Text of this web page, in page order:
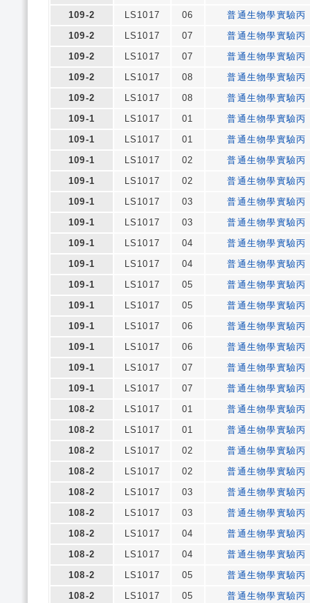
109-2
LS1017 06
普通生物學實驗丙
109-2
LS1017 07
普通生物學實驗丙
109-2
LS1017 07
普通生物學實驗丙
109-2
LS1017 08
普通生物學實驗丙
109-2
LS1017 08
普通生物學實驗丙
109-1
LS1017 01
普通生物學實驗丙
109-1
LS1017 01
普通生物學實驗丙
109-1
LS1017 02
普通生物學實驗丙
109-1
LS1017 02
普通生物學實驗丙
109-1
LS1017 03
普通生物學實驗丙
109-1
LS1017 03
普通生物學實驗丙
109-1
LS1017 04
普通生物學實驗丙
109-1
LS1017 04
普通生物學實驗丙
109-1
LS1017 05
普通生物學實驗丙
109-1
LS1017 05
普通生物學實驗丙
109-1
LS1017 06
普通生物學實驗丙
109-1
LS1017 06
普通生物學實驗丙
109-1
LS1017 07
普通生物學實驗丙
109-1
LS1017 07
普通生物學實驗丙
108-2
LS1017 01
普通生物學實驗丙
108-2
LS1017 01
普通生物學實驗丙
108-2
LS1017 02
普通生物學實驗丙
108-2
LS1017 02
普通生物學實驗丙
108-2
LS1017 03
普通生物學實驗丙
108-2
LS1017 03
普通生物學實驗丙
108-2
LS1017 04
普通生物學實驗丙
108-2
LS1017 04
普通生物學實驗丙
108-2
LS1017 05
普通生物學實驗丙
108-2
LS1017 05 普通生物學實驗丙